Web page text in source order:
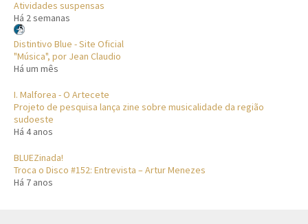
Atividades suspensas
Há 2 semanas
Distintivo Blue - Site Oficial
"Música", por Jean Claudio
Há um mês
I. Malforea - O Artecete
Projeto de pesquisa lança zine sobre musicalidade da região
sudoeste
Há 4 anos
BLUEZinada!
Troca o Disco #152: Entrevista – Artur Menezes
Há 7 anos